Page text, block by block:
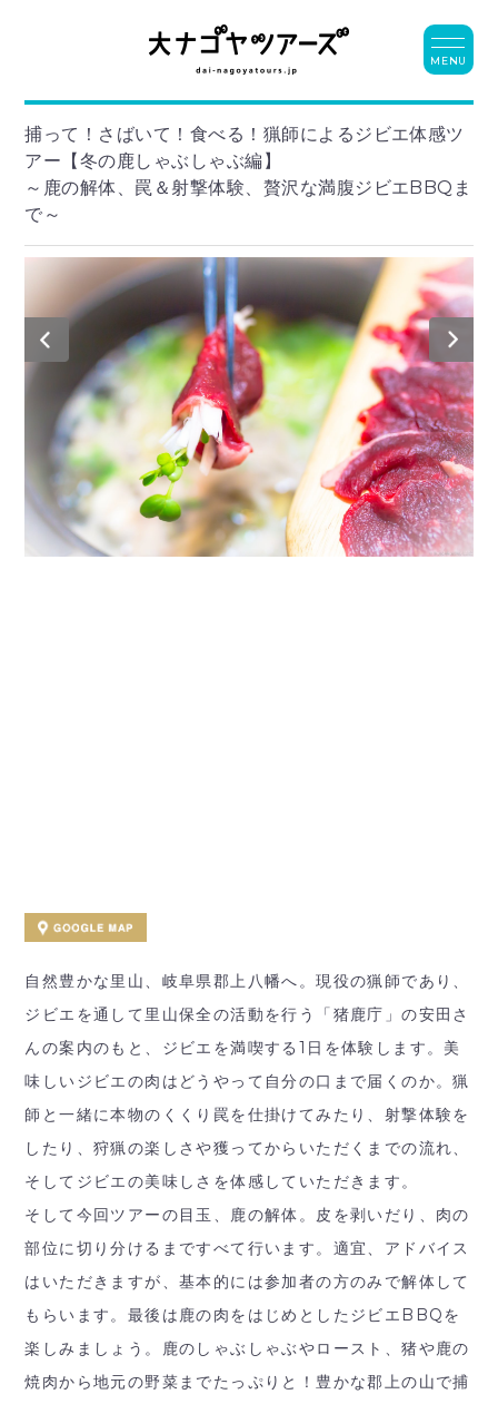
捕って！さばいて！食べる！猟師によるジビエ体感ツ
アー【冬の鹿しゃぶしゃぶ編】
～鹿の解体、罠＆射撃体験、贅沢な満腹ジビエBBQま
で～
自然豊かな里山、岐阜県郡上八幡へ。現役の猟師であり、
ジビエを通して里山保全の活動を行う「猪鹿庁」の安田さ
んの案内のもと、ジビエを満喫する1日を体験します。美
味しいジビエの肉はどうやって自分の口まで届くのか。猟
師と一緒に本物のくくり罠を仕掛けてみたり、射撃体験を
したり、狩猟の楽しさや獲ってからいただくまでの流れ、
そしてジビエの美味しさを体感していただきます。
そして今回ツアーの目玉、鹿の解体。皮を剥いだり、肉の
部位に切り分けるまですべて行います。適宜、アドバイス
はいただきますが、基本的には参加者の方のみで解体して
もらいます。最後は鹿の肉をはじめとしたジビエBBQを
楽しみましょう。鹿のしゃぶしゃぶやロースト、猪や鹿の
焼肉から地元の野菜までたっぷりと！豊かな郡上の山で捕
MENU